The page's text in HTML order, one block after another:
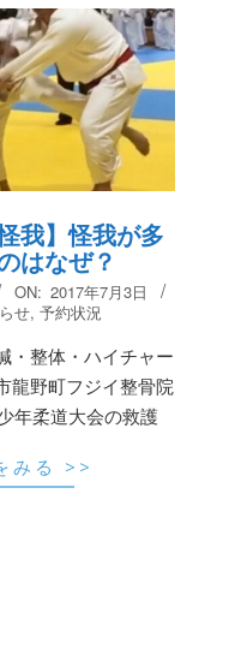
我】怪我が多
はなぜ？
ON: 2017年7月3日
せ,予約状況
・整体・ハイチャー
龍野町フジイ整骨院
年柔道大会の救護
みる >>